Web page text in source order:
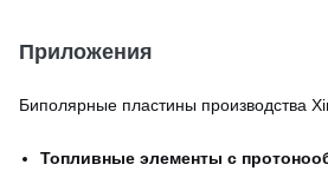
Приложения
Биполярные пластины производства
Топливные элементы с